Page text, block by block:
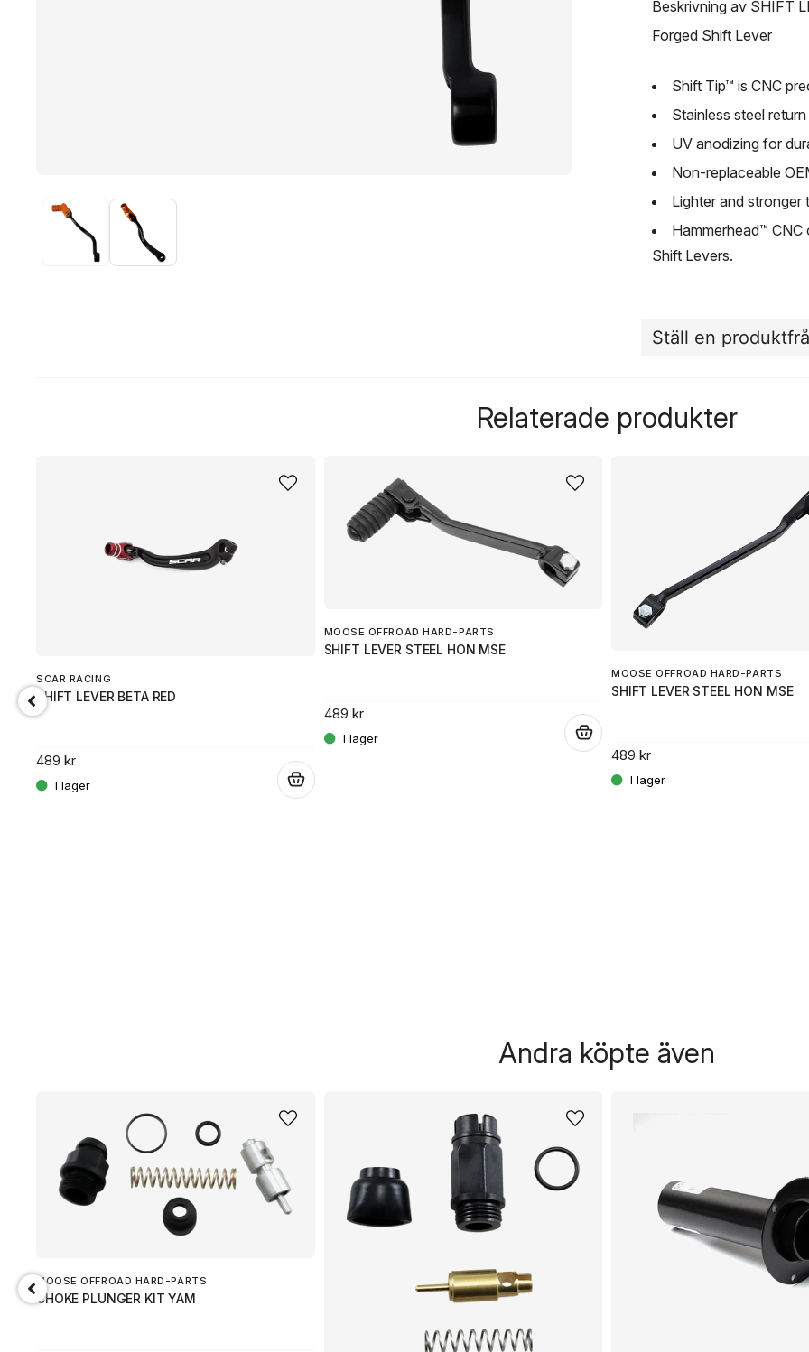
Beskrivning av SHIFT
Forged Shift Lever
Shift Tip™ is CNC
Stainless steel
UV anodizing for
Non-replaceable
Lighter and
Hammerhead™
Shift Levers.
Ställ en
Ja, ni får publicera
Relaterade produkter
SCAR RACING
SHIFT LEVER BETA RED
489 kr
MOOSE OFFROAD HARD-PARTS
SHIFT LEVER STEEL HON MSE
489 kr
MOOSE OFFROAD HARD-PARTS
SHIFT LEVER STEEL HON MSE
489 kr
Andra köpte även
MOOSE OFFROAD HARD-PARTS
CHOKE PLUNGER KIT YAM